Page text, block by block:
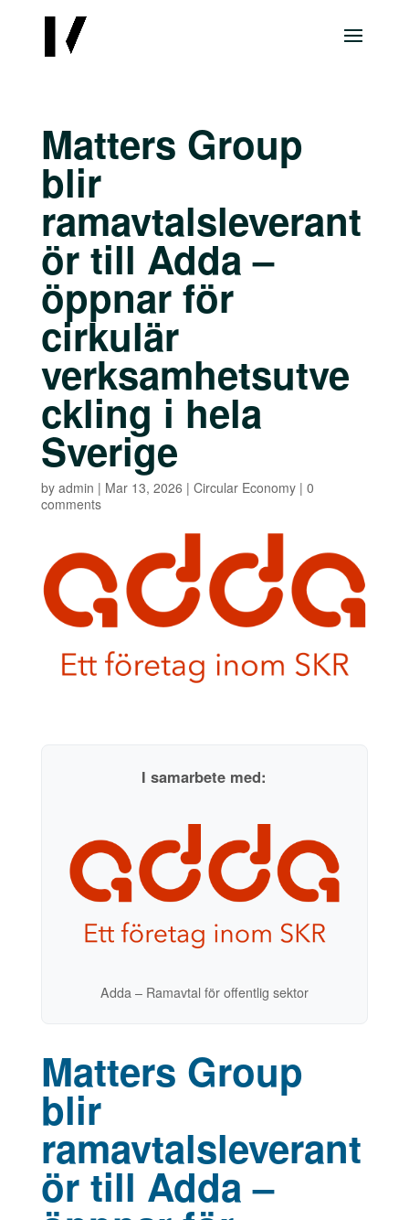
Matters Group
blir
ramavtalsleverant
ör till Adda –
öppnar för
cirkulär
verksamhetsutve
ckling i hela
Sverige
by admin | Mar 13, 2026 | Circular Economy| 0
comments
I samarbete med:
Adda – Ramavtal för offentlig sektor
Matters Group
blir
ramavtalsleverant
ör till Adda –